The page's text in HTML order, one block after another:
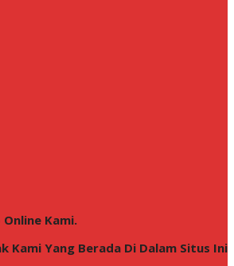
Kami.
Kami Yang Berada Di Dalam Situs Ini